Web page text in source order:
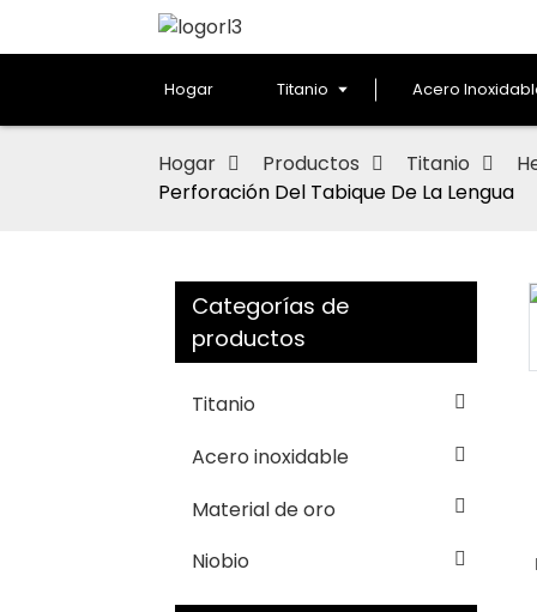
Hogar Titanio Acero
Hogar Productos Titanio
Perforación Del Tabique De La Lengua
Categorías de
productos
Titanio
Acero inoxidable
Material de oro
Niobio
Loading...
Loading...